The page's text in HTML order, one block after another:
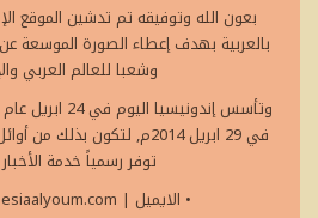
بعون الله وتوفيقه تم تدشين الموقع
بالعربية بهدف إعطاء الصورة الموسعة
وشعبا للعالم العربي
في 29 ابريل 2014م, لتكون
توفر رسمياً خدمة الأخبار
• الايميل |